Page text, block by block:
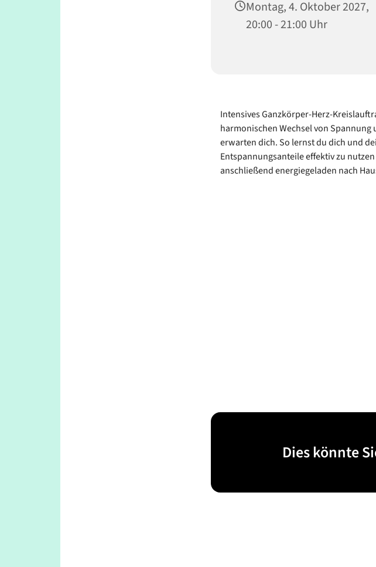
Montag, 4. Oktober 2027,
20:00 - 21:00 Uhr
Intensives Ganzkörper-Herz-
harmonischen Wechsel von
erwarten dich. So lernst du dich und
Entspannungsanteile effektiv zu
anschließend energiegeladen nach
Dies könnte